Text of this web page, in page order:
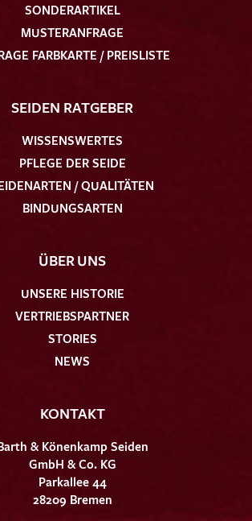
SONDERARTIKEL
MUSTERANFRAGE
FARBKARTE / PREISLISTE
SEIDEN RATGEBER
WISSENSWERTES
PFLEGE DER SEIDE
/ QUALITÄTEN
BINDUNGSARTEN
ÜBER UNS
UNSERE HISTORIE
VERTRIEBSPARTNER
STORIES
NEWS
KONTAKT
& Könenkamp Seiden
GmbH & Co. KG
Parkallee 44
28209 Bremen